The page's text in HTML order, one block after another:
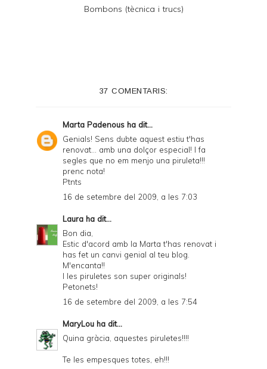
Bombons (tècnica i trucs)
37 COMENTARIS:
Marta Padenous ha dit...
Genials! Sens dubte aquest estiu t'has
renovat... amb una dolçor especial! I fa
segles que no em menjo una piruleta!!!
prenc nota!
Ptnts
16 de setembre del 2009, a les 7:03
Laura ha dit...
Bon dia,
Estic d'acord amb la Marta t'has renovat i
has fet un canvi genial al teu blog.
M'encanta!!
I les piruletes son super originals!
Petonets!
16 de setembre del 2009, a les 7:54
MaryLou ha dit...
Quina gràcia, aquestes piruletes!!!!
Te les empesques totes, eh!!!